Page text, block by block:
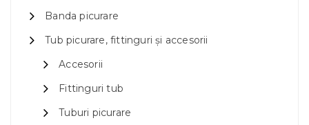
Banda picurare
Tub picurare, fittinguri și accesorii
Accesorii
Fittinguri tub
Tuburi picurare